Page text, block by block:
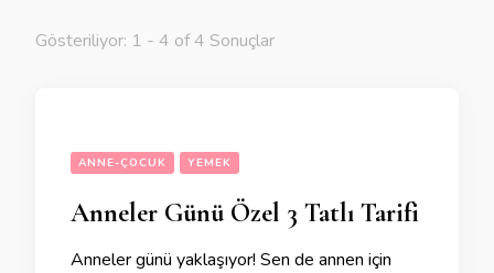
Gösteriliyor: 1 - 4 of 4 Sonuçlar
ANNE-ÇOCUK YEMEK
Anneler Günü Özel 3 Tatlı Tarifi
Anneler günü yaklaşıyor! Sen de annen için